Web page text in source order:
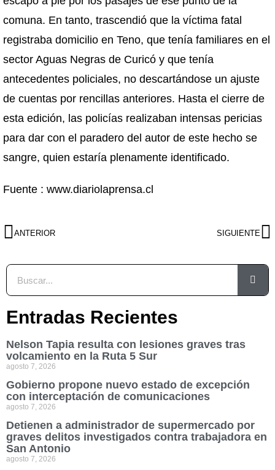
comuna. En tanto, trascendió que la víctima fatal
registraba domicilio en Teno, que tenía familiares en el
sector Aguas Negras de Curicó y que tenía
antecedentes policiales, no descartándose un ajuste
de cuentas por rencillas anteriores. Hasta el cierre de
esta edición, las policías realizaban intensas pericias
para dar con el paradero del autor de este hecho se
sangre, quien estaría plenamente identificado.
Fuente : www.diariolaprensa.cl
ANTERIOR SIGUIENTE
Entradas Recientes
Nelson Tapia resulta con lesiones graves tras
volcamiento en la Ruta 5 Sur
agosto 7, 2026
Gobierno propone nuevo estado de excepción
con interceptación de comunicaciones
agosto 7, 2026
Detienen a administrador de supermercado por
graves delitos investigados contra trabajadora en
San Antonio
agosto 7, 2026